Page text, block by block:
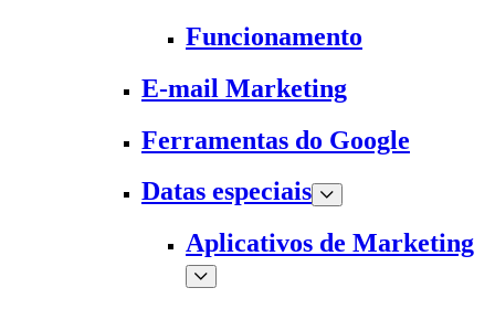
Funcionamento
E-mail Marketing
Ferramentas do Google
Datas especiais
Aplicativos de Marketing